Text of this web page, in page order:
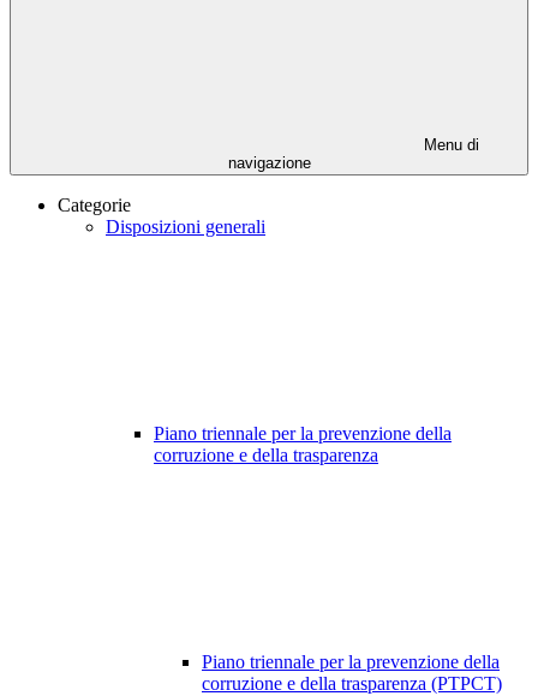
Menu di
navigazione
Categorie
Disposizioni generali
Piano triennale per la prevenzione della
corruzione e della trasparenza
Piano triennale per la prevenzione della
corruzione e della trasparenza (PTPCT)